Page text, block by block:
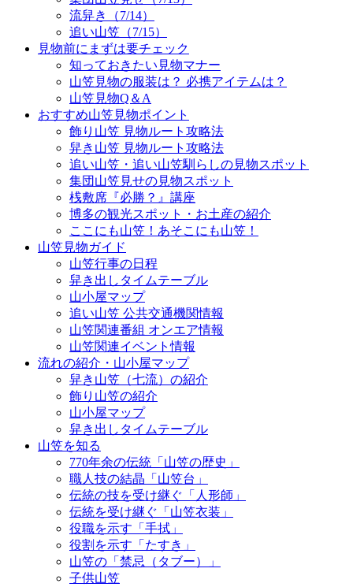
流舁き（7/14）
追い山笠（7/15）
見物前にまずは要チェック
知っておきたい見物マナー
山笠見物の服装は？ 必携アイテムは？
山笠見物Q＆A
おすすめ山笠見物ポイント
飾り山笠 見物ルート攻略法
舁き山笠 見物ルート攻略法
追い山笠・追い山笠馴らしの見物スポット
集団山笠見せの見物スポット
桟敷席『必勝？』講座
博多の観光スポット・お土産の紹介
ここにも山笠！あそこにも山笠！
山笠見物ガイド
山笠行事の日程
舁き出しタイムテーブル
山小屋マップ
追い山笠 公共交通機関情報
山笠関連番組 オンエア情報
山笠関連イベント情報
流れの紹介・山小屋マップ
舁き山笠（七流）の紹介
飾り山笠の紹介
山小屋マップ
舁き出しタイムテーブル
山笠を知る
770年余の伝統「山笠の歴史」
職人技の結晶「山笠台」
伝統の技を受け継ぐ「人形師」
伝統を受け継ぐ「山笠衣装」
役職を示す「手拭」
役割を示す「たすき」
山笠の「禁忌（タブー）」
子供山笠